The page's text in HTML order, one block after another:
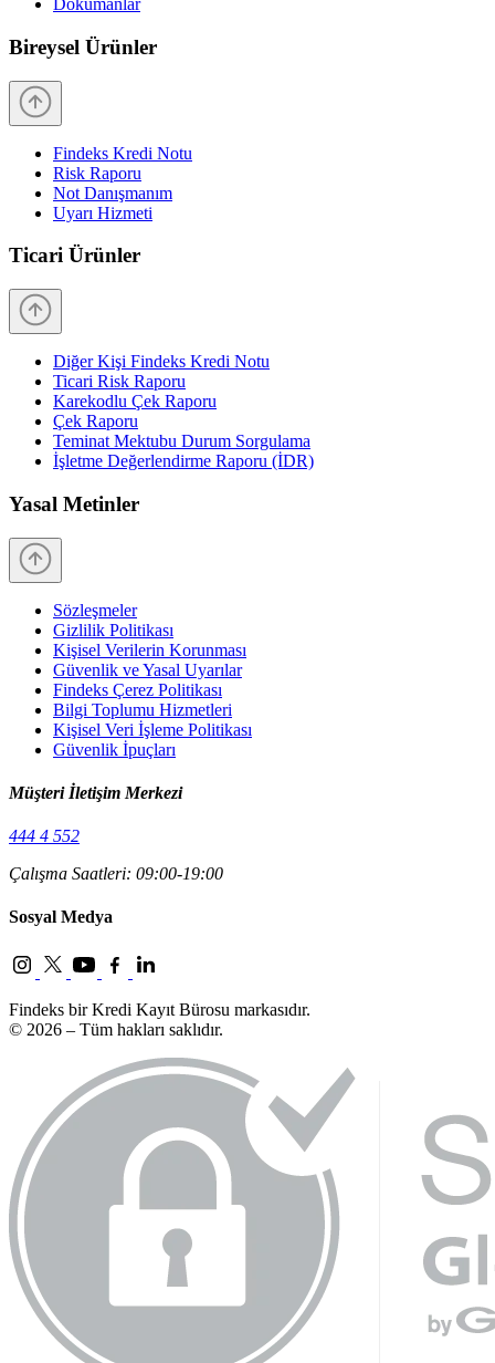
Dokümanlar
Bireysel Ürünler
Findeks Kredi Notu
Risk Raporu
Not Danışmanım
Uyarı Hizmeti
Ticari Ürünler
Diğer Kişi Findeks Kredi Notu
Ticari Risk Raporu
Karekodlu Çek Raporu
Çek Raporu
Teminat Mektubu Durum Sorgulama
İşletme Değerlendirme Raporu (İDR)
Yasal Metinler
Sözleşmeler
Gizlilik Politikası
Kişisel Verilerin Korunması
Güvenlik ve Yasal Uyarılar
Findeks Çerez Politikası
Bilgi Toplumu Hizmetleri
Kişisel Veri İşleme Politikası
Güvenlik İpuçları
Müşteri İletişim Merkezi
444 4 552
Çalışma Saatleri: 09:00-19:00
Sosyal Medya
Findeks bir Kredi Kayıt Bürosu markasıdır.
© 2026 – Tüm hakları saklıdır.